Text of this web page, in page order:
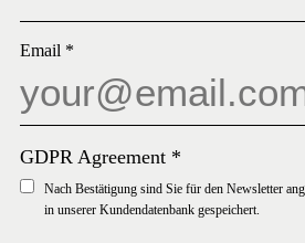
Email *
GDPR Agreement *
Nach Bestätigung sind Sie für den Newsletter
in unserer Kundendatenbank gespeichert.